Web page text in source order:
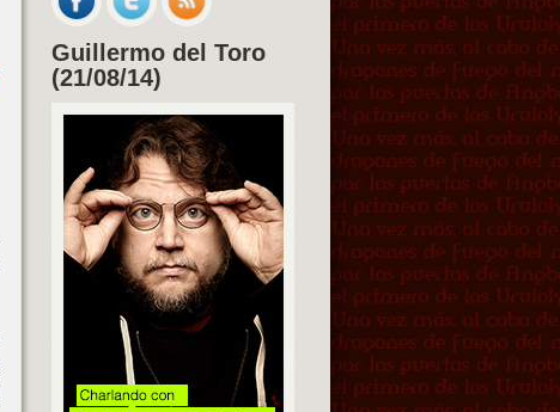
Guillermo del Toro
(21/08/14)